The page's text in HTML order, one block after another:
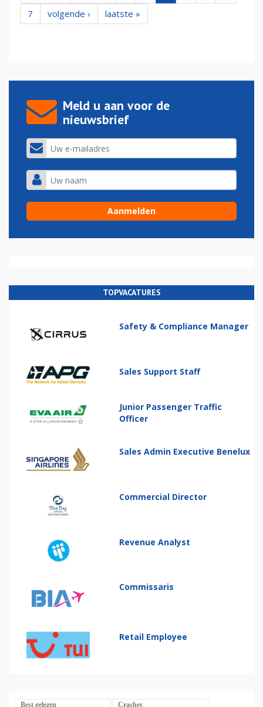
7
volgende › laatste »
Meld u aan voor de
nieuwsbrief
TOPVACATURES
Safety & Compliance Manager
Sales Support Staff
Junior Passenger Traffic
Officer
Sales Admin Executive Benelux
Commercial Director
Revenue Analyst
Commissaris
Retail Employee
Best gelezen Crashes